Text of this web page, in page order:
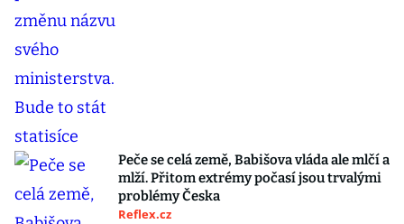
Peče se celá země, Babišova vláda ale mlčí a
mlží. Přitom extrémy počasí jsou trvalými
problémy Česka
Reflex.cz